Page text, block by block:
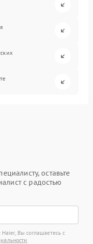
оставьте
с радостью
Вы соглашаетесь с